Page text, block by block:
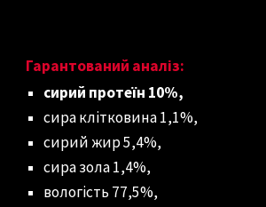
Гарантований аналіз:
сирий протеїн 10%,
сира клітковина 1,1%,
сирий жир 5,4%,
сира зола 1,4%,
вологість 77,5%,